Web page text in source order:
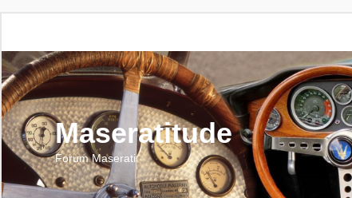
Maseratitude
Forum Maserati